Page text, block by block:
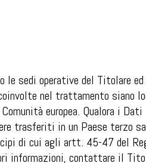
sedi operative del Titolare
nel trattamento siano
europea. Qualora i
trasferiti in un Paese terzo
di cui agli artt. 45-47 del
informazioni, contattare il